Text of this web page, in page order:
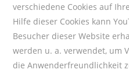
verschiedene Cookies auf
Hilfe dieser Cookies kann
Besucher dieser Website
werden u. a. verwendet, um
die Anwenderfreundlichkeit